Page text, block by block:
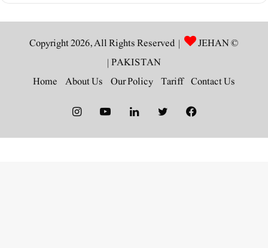
© Copyright 2026, All Rights Reserved |
JEHAN
PAKISTAN
|
Contact Us
Tariff
Our Policy
About Us
Home
Facebook
Twitter
LinkedIn
YouTube
Instagram